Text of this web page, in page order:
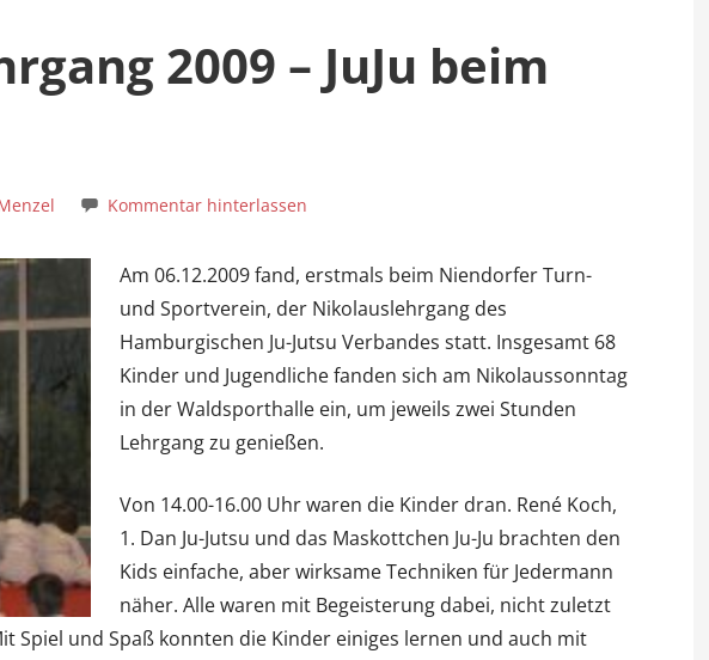
2009 – JuJu beim
Kommentar hinterlassen
Am 06.12.2009 fand, erstmals beim Niendorfer Turn-
und Sportverein, der Nikolauslehrgang des
Hamburgischen Ju-Jutsu Verbandes statt. Insgesamt 68
Kinder und Jugendliche fanden sich am Nikolaussonntag
in der Waldsporthalle ein, um jeweils zwei Stunden
Lehrgang zu genießen.
Von 14.00-16.00 Uhr waren die Kinder dran. René Koch,
1. Dan Ju-Jutsu und das Maskottchen Ju-Ju brachten den
Kids einfache, aber wirksame Techniken für Jedermann
näher. Alle waren mit Begeisterung dabei, nicht zuletzt
Spiel und Spaß konnten die Kinder einiges lernen und auch mit